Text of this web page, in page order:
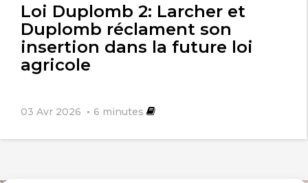
Loi Duplomb 2: Larcher et
Duplomb réclament son
insertion dans la future loi
agricole
03 Avr 2026 6 minutes